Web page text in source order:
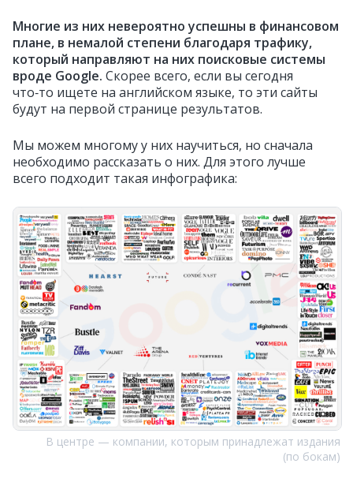
Многие из них невероятно успешны в финансовом
плане, в немалой степени благодаря трафику,
который направляют на них поисковые системы
вроде Google. Скорее всего, если вы сегодня
что‑то ищете на английском языке, то эти сайты
будут на первой странице результатов.
Мы можем многому у них научиться, но сначала
необходимо рассказать о них. Для этого лучше
всего подходит такая инфографика:
В центре — компании, которым принадлежат издания
(по бокам)